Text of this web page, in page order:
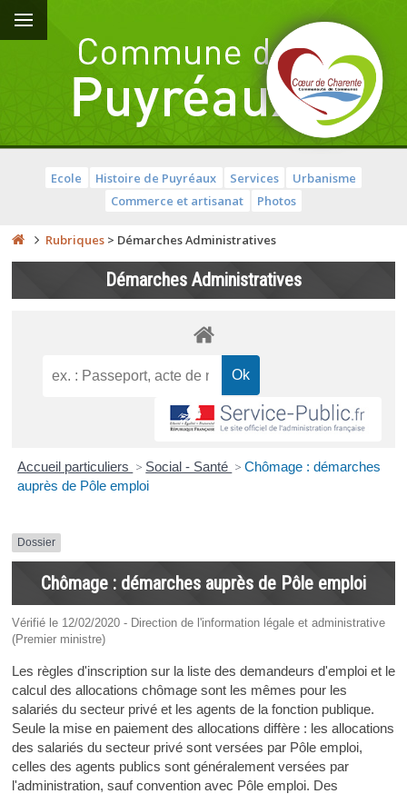
Ecole Histoire de Puyréaux Services
Urbanisme
Commerce et artisanat
Photos
Rubriques > Démarches Administratives
Démarches Administratives
Accueil particuliers > Social - Santé > Chômage : démarches
auprès de Pôle emploi
Dossier
Chômage : démarches auprès de Pôle emploi
Vérifié le 12/02/2020 - Direction de l'information légale et administrative
(Premier ministre)
Les règles d'inscription sur la liste des demandeurs d'emploi et le
calcul des allocations chômage sont les mêmes pour les
salariés du secteur privé et les agents de la fonction publique.
Seule la mise en paiement des allocations diffère : les allocations
des salariés du secteur privé sont versées par Pôle emploi,
celles des agents publics sont généralement versées par
l'administration, sauf convention avec Pôle emploi. Des